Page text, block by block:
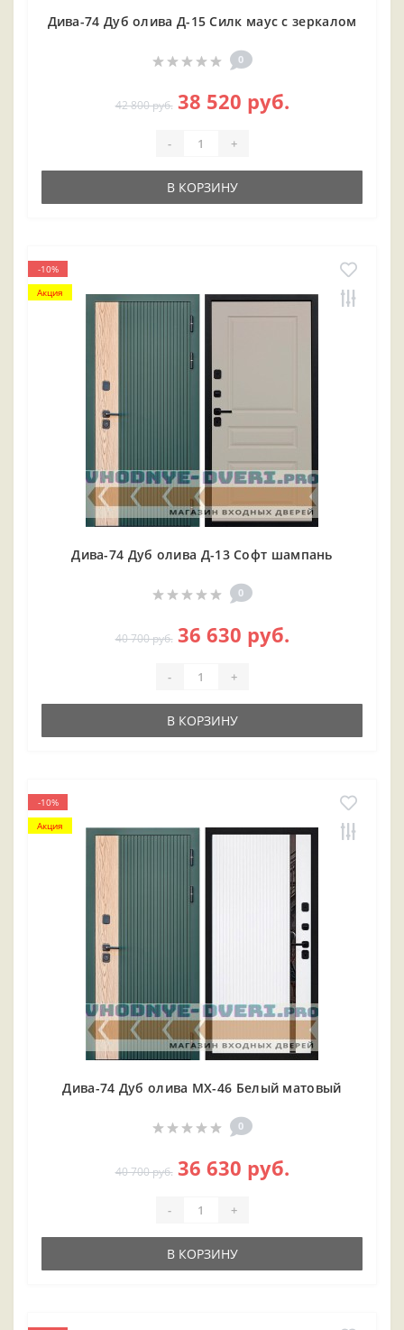
Дива-74 Дуб олива Д-15 Силк маус с зеркалом
0
42 800 руб. 38 520 руб.
- +
В КОРЗИНУ
-10%
Акция
Дива-74 Дуб олива Д-13 Софт шампань
0
40 700 руб. 36 630 руб.
- +
В КОРЗИНУ
-10%
Акция
Дива-74 Дуб олива МХ-46 Белый матовый
0
40 700 руб. 36 630 руб.
- +
В КОРЗИНУ